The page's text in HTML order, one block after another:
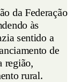
da Federação
às
sentido a
de
região,
rural.